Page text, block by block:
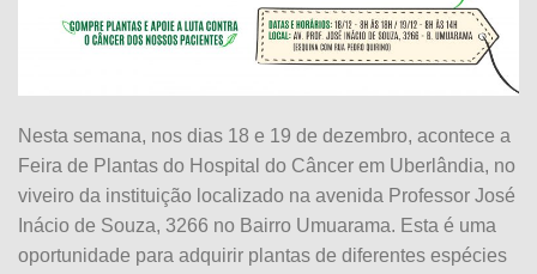
Nesta semana, nos dias 18 e 19 de dezembro, acontece a
Feira de Plantas do Hospital do Câncer em Uberlândia, no
viveiro da instituição localizado na avenida Professor José
Inácio de Souza, 3266 no Bairro Umuarama. Esta é uma
oportunidade para adquirir plantas de diferentes espécies